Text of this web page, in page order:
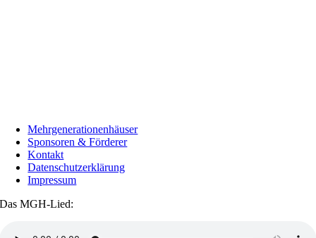
Mehrgenerationenhäuser
Sponsoren & Förderer
Kontakt
Datenschutzerklärung
Impressum
Das MGH-Lied: